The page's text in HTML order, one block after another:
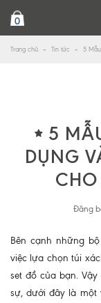
0
Trang chủ Tin tức 5
5
DỤNG
Đăng
Bên cạnh những
việc lựa chọn túi
set đồ của bạn.
sự, dưới đây là một